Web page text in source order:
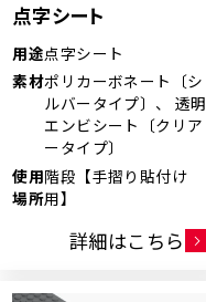
点字シート
用途点字シート
素材ポリカーボネート〔シ
ルバータイプ〕、 透明
エンビシート〔クリア
ータイプ〕
使用
場所
階段【手摺り貼付け
用】
詳細はこちら